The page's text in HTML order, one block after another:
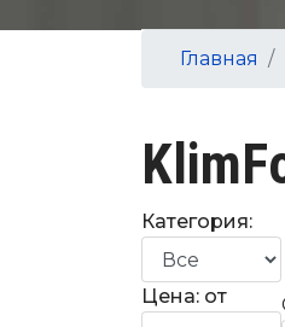
Главная
Категория:
Цена: от